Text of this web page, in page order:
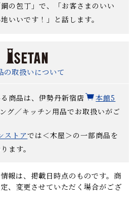
の包丁」で、「お客さまのいい
いいです！」と話します。
の取扱いについて
商品は、伊勢丹新宿店
本館5
グ／キッチン用品でお取扱いがご
ストアでは＜木屋＞の一部商品を
ます。
報は、掲載日時点のものです。商
、変更させていただく場合がござ